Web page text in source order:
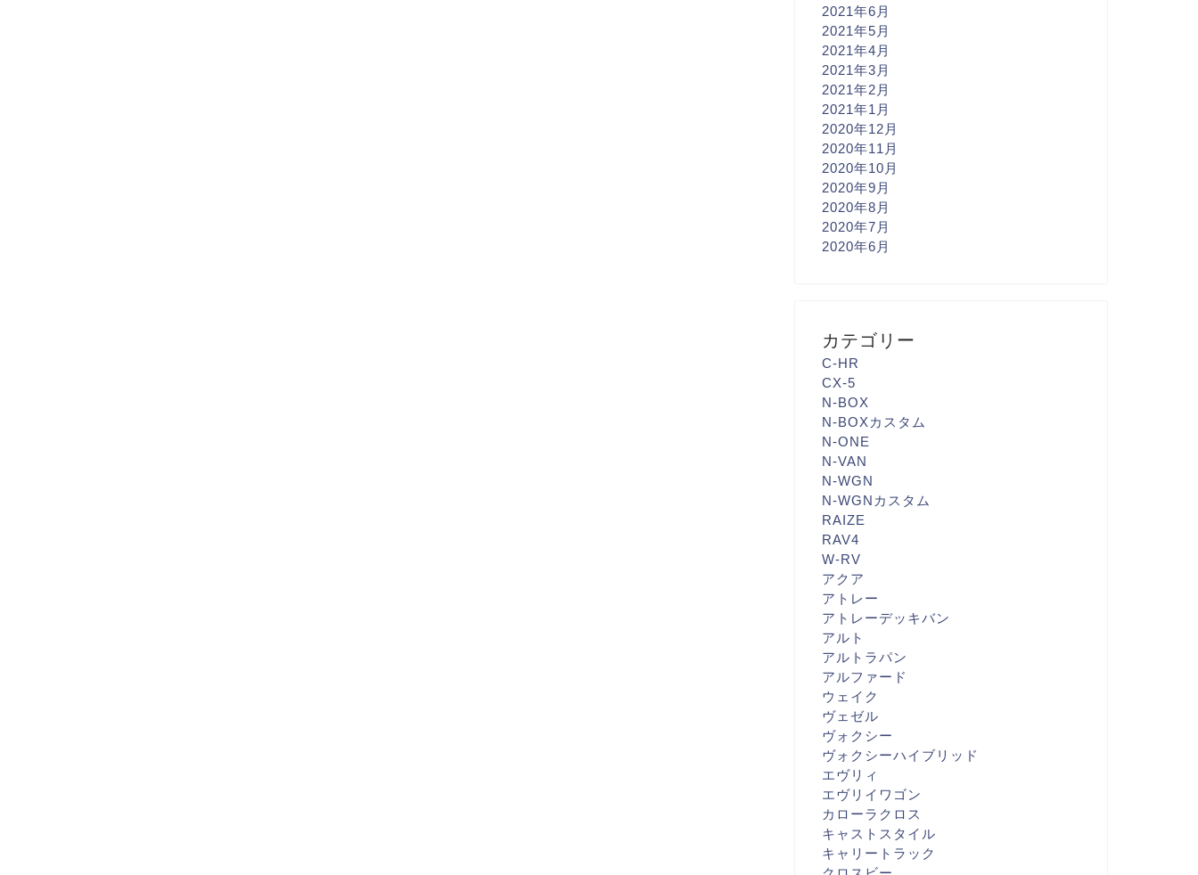
2021年6月
2021年5月
2021年4月
2021年3月
2021年2月
2021年1月
2020年12月
2020年11月
2020年10月
2020年9月
2020年8月
2020年7月
2020年6月
カテゴリー
C-HR
CX-5
N-BOX
N-BOXカスタム
N-ONE
N-VAN
N-WGN
N-WGNカスタム
RAIZE
RAV4
W-RV
アクア
アトレー
アトレーデッキバン
アルト
アルトラパン
アルファード
ウェイク
ヴェゼル
ヴォクシー
ヴォクシーハイブリッド
エヴリィ
エヴリイワゴン
カローラクロス
キャストスタイル
キャリートラック